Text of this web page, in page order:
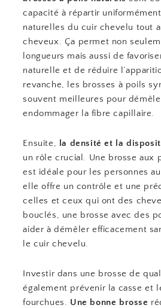
capacité à répartir
naturelles du cuir chevelu tout
cheveux. Ça permet non
longueurs mais aussi de
naturelle et de réduire
revanche, les brosses à poils
souvent meilleures pour
endommager la fibre capillaire.
Ensuite, la densité et la
un rôle crucial. Une brosse aux
est idéale pour les personnes
elle offre un contrôle et une
celles et ceux qui ont des
bouclés, une brosse avec des
aider à démêler efficacement
le cuir chevelu.
Investir dans une brosse de
également prévenir la casse et
fourchues. Une bonne brosse